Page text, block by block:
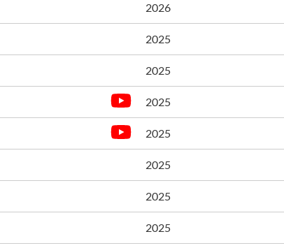
2026
2025
2025
2025
2025
2025
2025
2025